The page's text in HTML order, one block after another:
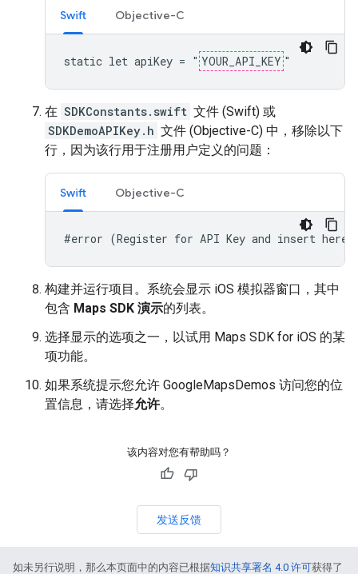
Swift Objective-C
static let apiKey = " YOUR_API_KEY "
在 SDKConstants.swift 文件 (Swift) 或
SDKDemoAPIKey.h 文件 (Objective-C) 中，移除以下
行，因为该行用于注册用户定义的问题：
Swift Objective-C
#error (Register for API Key and insert
构建并运行项目。系统会显示 iOS 模拟器窗口，其中
包含 Maps SDK 演示的列表。
选择显示的选项之一，以试用 Maps SDK for iOS 的某
项功能。
如果系统提示您允许 GoogleMapsDemos 访问您的位
置信息，请选择允许。
该内容对您有帮助吗？
发送反馈
如未另行说明，那么本页面中的内容已根据知识共享署名 4.0 许可获得了